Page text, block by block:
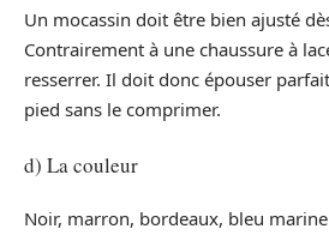
Un mocassin doit être bien ajusté
Contrairement à une chaussure à
resserrer. Il doit donc épouser
pied sans le comprimer.
d) La couleur
Noir, marron, bordeaux, bleu